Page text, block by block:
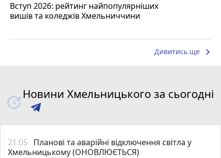
Вступ 2026: рейтинг найпопулярніших
вишів та коледжів Хмельниччини
Дивитись ще keyboard_arrow_right
Новини Хмельницького за сьогодні
21:05
Планові та аварійні відключення світла у
Хмельницькому (ОНОВЛЮЄТЬСЯ)